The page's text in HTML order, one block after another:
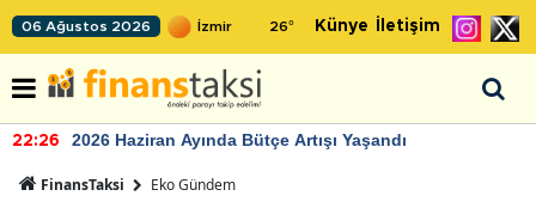
06 Ağustos 2026 26° Künye İletişim
22:26 2026 Haziran Ayında Bütçe Artışı Yaşandı
FinansTaksi Eko Gündem